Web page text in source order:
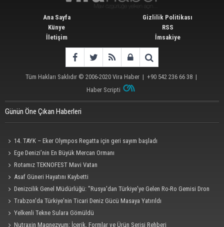
Ana Sayfa
Künye
İletişim
Gizlilik Politikası
RSS
İmsakiye
Tüm Hakları Saklıdır © 2006-2020 Vira Haber | +90 542 236 66 38 |
Haber Scripti
Günün Öne Çıkan Haberleri
14. TAYK – Eker Olympos Regatta için geri sayım başladı
Ege Denizi’nin En Büyük Mercan Ormanı
Rotamız TEKNOFEST Mavi Vatan
Asaf Güneri Hayatını Kaybetti
Denizcilik Genel Müdürlüğü: "Rusya'dan Türkiye'ye Gelen Ro-Ro Gemisi Dron
Saldırısına Uğradı"
Trabzon'da Türkiye'nin Ticari Deniz Gücü Masaya Yatırıldı
Yelkenli Tekne Sulara Gömüldü
Nutraxin Magnezyum: İçerik, Formlar ve Ürün Serisi Rehberi